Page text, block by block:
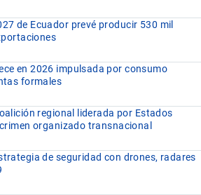
de Ecuador prevé producir 530 mil
en 2026 impulsada por consumo
formales
regional liderada por Estados
organizado transnacional
de seguridad con drones, radares